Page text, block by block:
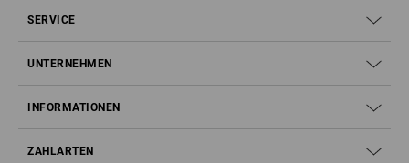
SERVICE
UNTERNEHMEN
INFORMATIONEN
ZAHLARTEN